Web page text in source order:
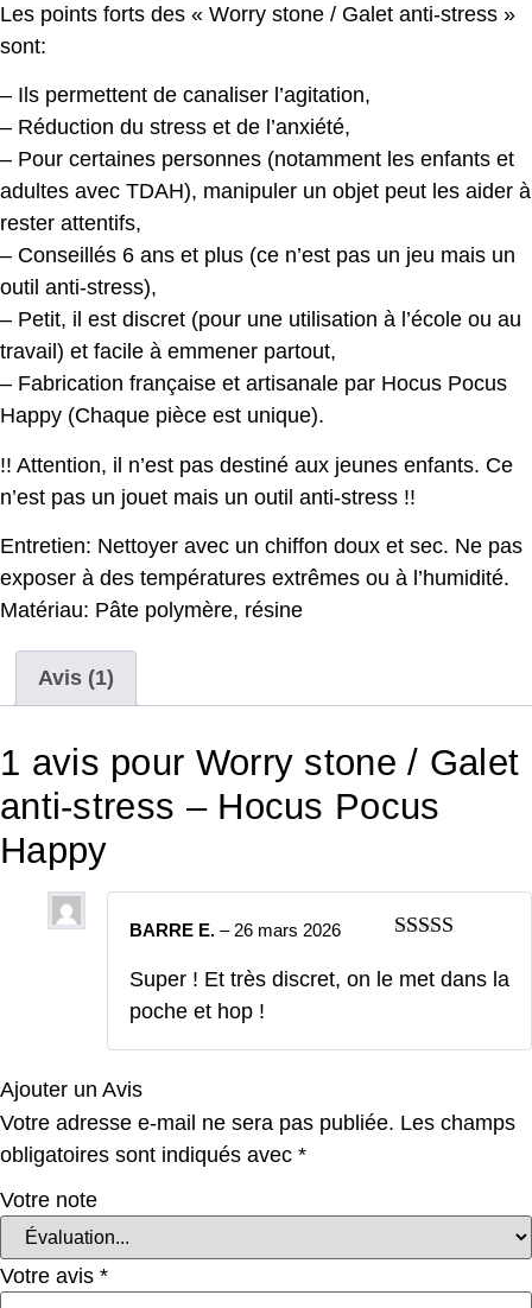
Pocus
Happy
Les points forts des « Worry stone / Galet anti-stress »
sont:
– Ils permettent de canaliser l’agitation,
– Réduction du stress et de l’anxiété,
– Pour certaines personnes (notamment les enfants et
adultes avec TDAH), manipuler un objet peut les aider à
rester attentifs,
– Conseillés 6 ans et plus (ce n’est pas un jeu mais un
outil anti-stress),
– Petit, il est discret (pour une utilisation à l’école ou au
travail) et facile à emmener partout,
– Fabrication française et artisanale par Hocus Pocus
Happy (Chaque pièce est unique).
!! Attention, il n’est pas destiné aux jeunes enfants. Ce
n’est pas un jouet mais un outil anti-stress !!
Entretien: Nettoyer avec un chiffon doux et sec. Ne pas
exposer à des températures extrêmes ou à l’humidité.
Matériau: Pâte polymère, résine
Avis (1)
1 avis pour Worry stone / Galet
anti-stress – Hocus Pocus
Happy
BARRE E. – 26 mars 2026
Super ! Et très discret, on le met dans la
poche et hop !
Ajouter un Avis
Votre adresse e-mail ne sera pas publiée. Les champs
obligatoires sont indiqués avec *
Votre note
Votre avis *